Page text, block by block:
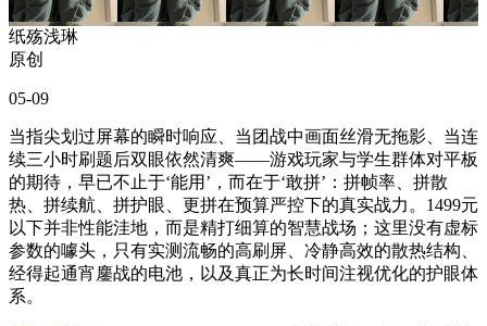
纸殇浅琳
原创
05-09
当指尖划过屏幕的瞬时响应、当团战中画面丝滑无拖影、当连
续三小时刷题后双眼依然清爽——游戏玩家与学生群体对平板
的期待，早已不止于‘能用’，而在于‘敢拼’：拼帧率、拼散
热、拼续航、拼护眼、更拼在预算严控下的真实战力。1499元
以下并非性能洼地，而是精打细算的智慧战场；这里没有虚标
参数的噱头，只有实测流畅的高刷屏、冷静高效的散热结构、
经得起通宵鏖战的电池，以及真正为长时间注视优化的护眼体
系。